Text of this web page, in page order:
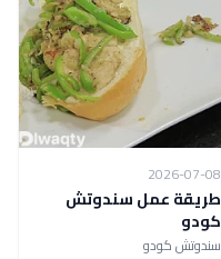
2026-07-08
طريقة عمل سندوتش
كودو
سندوتش كودو